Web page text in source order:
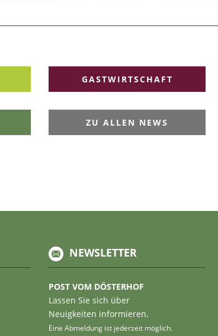
GASTWIRTSCHAFT
ZU ALLEN NEWS
NEWSLETTER
POST VOM DÖSTERHOF
Lassen Sie sich über
Neuigkeiten informieren.
Eine Abmeldung ist jederzeit möglich.